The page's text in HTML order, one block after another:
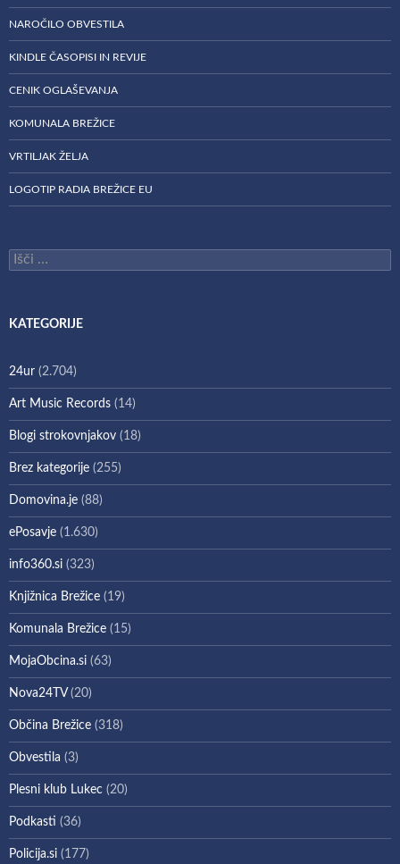
NAROČILO OBVESTILA
KINDLE ČASOPISI IN REVIJE
CENIK OGLAŠEVANJA
KOMUNALA BREŽICE
VRTILJAK ŽELJA
LOGOTIP RADIA BREŽICE EU
Išči:
KATEGORIJE
24ur (2.704)
Art Music Records (14)
Blogi strokovnjakov (18)
Brez kategorije (255)
Domovina.je (88)
ePosavje (1.630)
info360.si (323)
Knjižnica Brežice (19)
Komunala Brežice (15)
MojaObcina.si (63)
Nova24TV(20)
Občina Brežice (318)
Obvestila (3)
Plesni klub Lukec (20)
Podkasti (36)
Policija.si (177)